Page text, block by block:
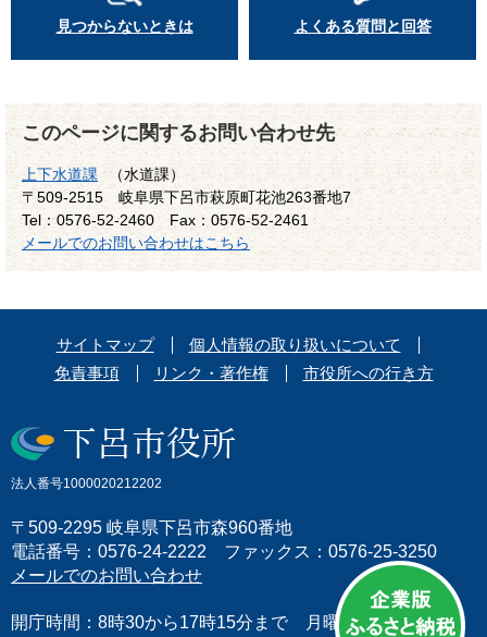
見つからないときは よくある質問と回答
このページに関するお問い合わせ先
上下水道課
（水道課）
〒509-2515
岐阜県下呂市萩原町花池263番地7
Tel：0576-52-2460
Fax：0576-52-2461
メールでのお問い合わせはこちら
サイトマップ
個人情報の取り扱いについて
免責事項
リンク・著作権 市役所への行き方
法人番号1000020212202
〒509-2295 岐阜県下呂市森960番地
電話番号：0576-24-2222 ファックス：0576-25-3250
メールでのお問い合わせ
開庁時間：8時30から17時15分まで 月曜日から金曜日